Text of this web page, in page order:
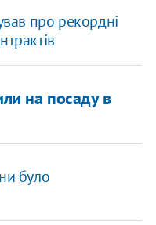
про рекордні
на посаду в
було